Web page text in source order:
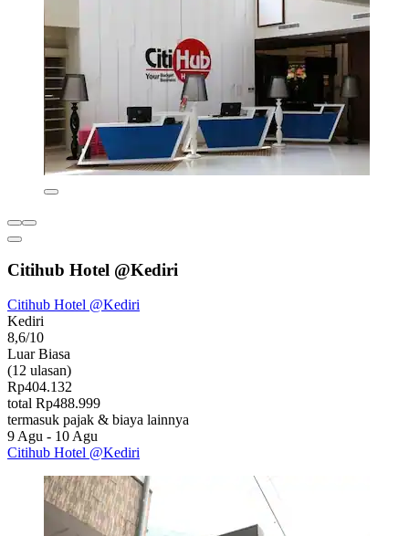
Citihub Hotel @Kediri
Citihub Hotel @Kediri
Kediri
8,6/10
Luar Biasa
(12 ulasan)
Rp404.132
total Rp488.999
termasuk pajak & biaya lainnya
9 Agu - 10 Agu
Citihub Hotel @Kediri